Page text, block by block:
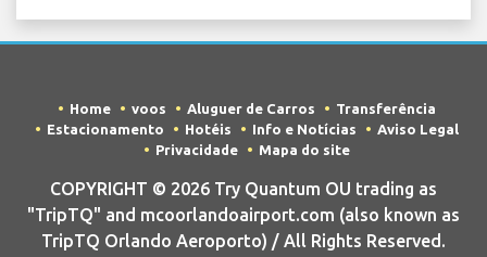
Home voos Aluguer de Carros
Transferência
Estacionamento
Hotéis Info e Notícias
Aviso Legal
Privacidade
Mapa do site
COPYRIGHT © 2026 Try Quantum OU trading as
"TripTQ" and mcoorlandoairport.com (also known as
TripTQ Orlando Aeroporto) / All Rights Reserved.